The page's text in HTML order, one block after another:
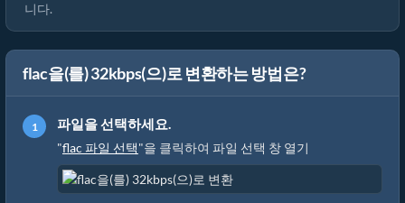
니다.
flac을(를) 32kbps(으)로 변환하는 방법은?
파일을 선택하세요.
"flac 파일 선택"을 클릭하여 파일 선택 창 열기